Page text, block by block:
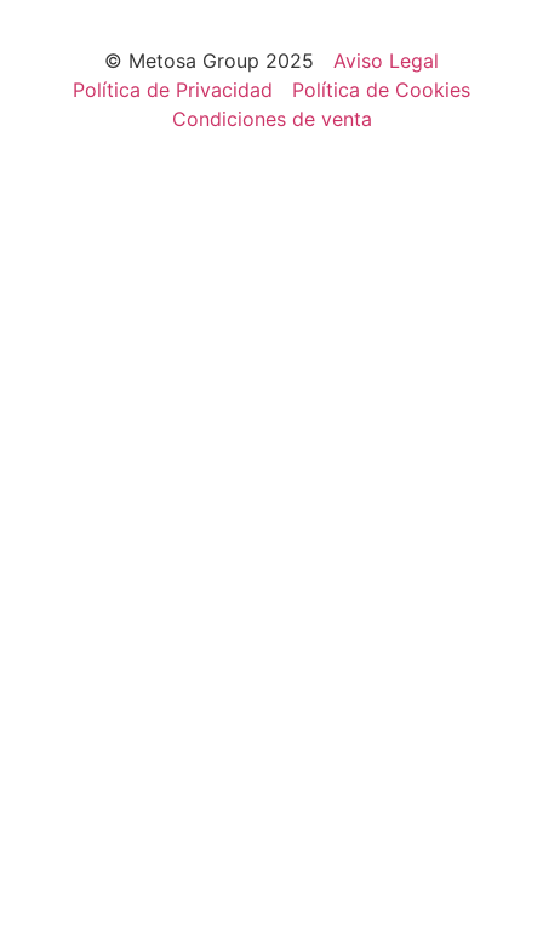
© Metosa Group 2025
Aviso Legal
Política de Privacidad
Política de Cookies
Condiciones de venta